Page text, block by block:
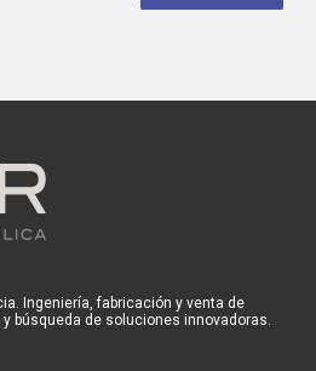
Ingeniería, fabricación y venta de
búsqueda de soluciones innovadoras.